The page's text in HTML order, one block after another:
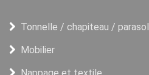
Tonnelle / chapiteau / parasol
Mobilier